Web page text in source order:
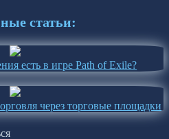
статьи:
есть в игре Path of Exile?
через торговые площадки